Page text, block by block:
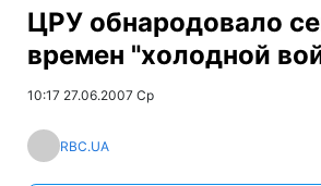
ЦРУ обнародовало
времен "холодной
10:17 27.06.2007 Ср
RBC.UA